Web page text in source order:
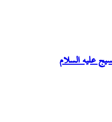
علیه السلام